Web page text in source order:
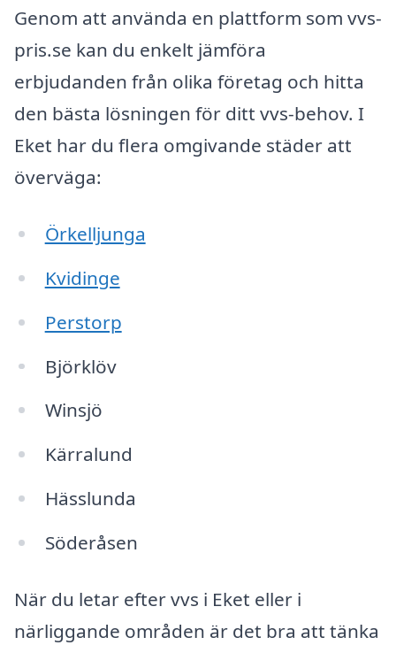
Genom att använda en plattform som vvs-
pris.se kan du enkelt jämföra
erbjudanden från olika företag och hitta
den bästa lösningen för ditt vvs-behov. I
Eket har du flera omgivande städer att
överväga:
Örkelljunga
Kvidinge
Perstorp
Björklöv
Winsjö
Kärralund
Hässlunda
Söderåsen
När du letar efter vvs i Eket eller i
närliggande områden är det bra att tänka